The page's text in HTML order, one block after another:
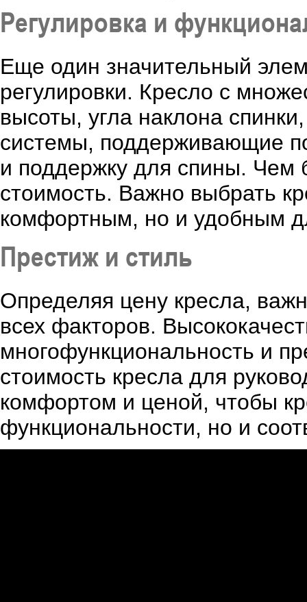
Регулировка и
Еще один значительный
регулировки. Кресло с
высоты, угла наклона
системы, поддерживающие
и поддержку для спины. Чем
стоимость. Важно выбрать
комфортным, но и удобным
Престиж и стиль
Определяя цену кресла,
всех факторов.
многофункциональность и
стоимость кресла для
комфортом и ценой, чтобы
функциональности, но и